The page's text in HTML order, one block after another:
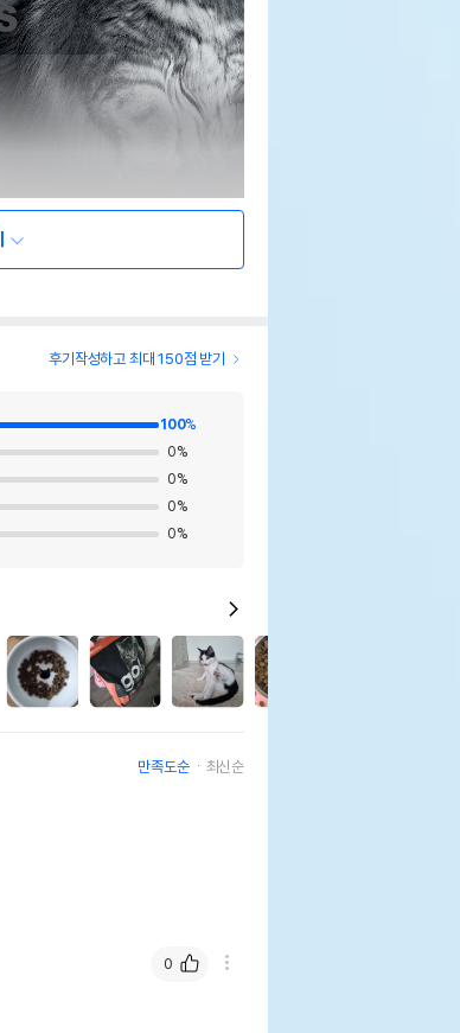
후기작성하고 최대 150점 받기
100%
0%
0%
0%
0%
만족도순 최신순
0